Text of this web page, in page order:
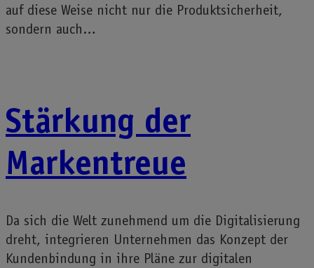
auf diese Weise nicht nur die Produktsicherheit,
sondern auch…
Stärkung der
Markentreue
Da sich die Welt zunehmend um die Digitalisierung
dreht, integrieren Unternehmen das Konzept der
Kundenbindung in ihre Pläne zur digitalen